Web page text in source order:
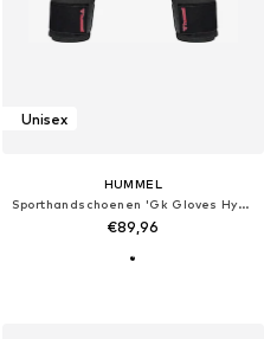
Unisex
HUMMEL
Sporthandschoenen 'Gk Gloves Hyper Grip'
€89,96